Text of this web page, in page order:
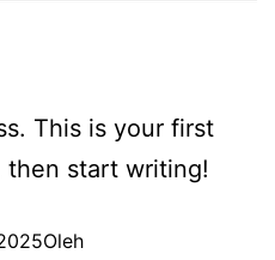
This is your first
start writing!
Oleh